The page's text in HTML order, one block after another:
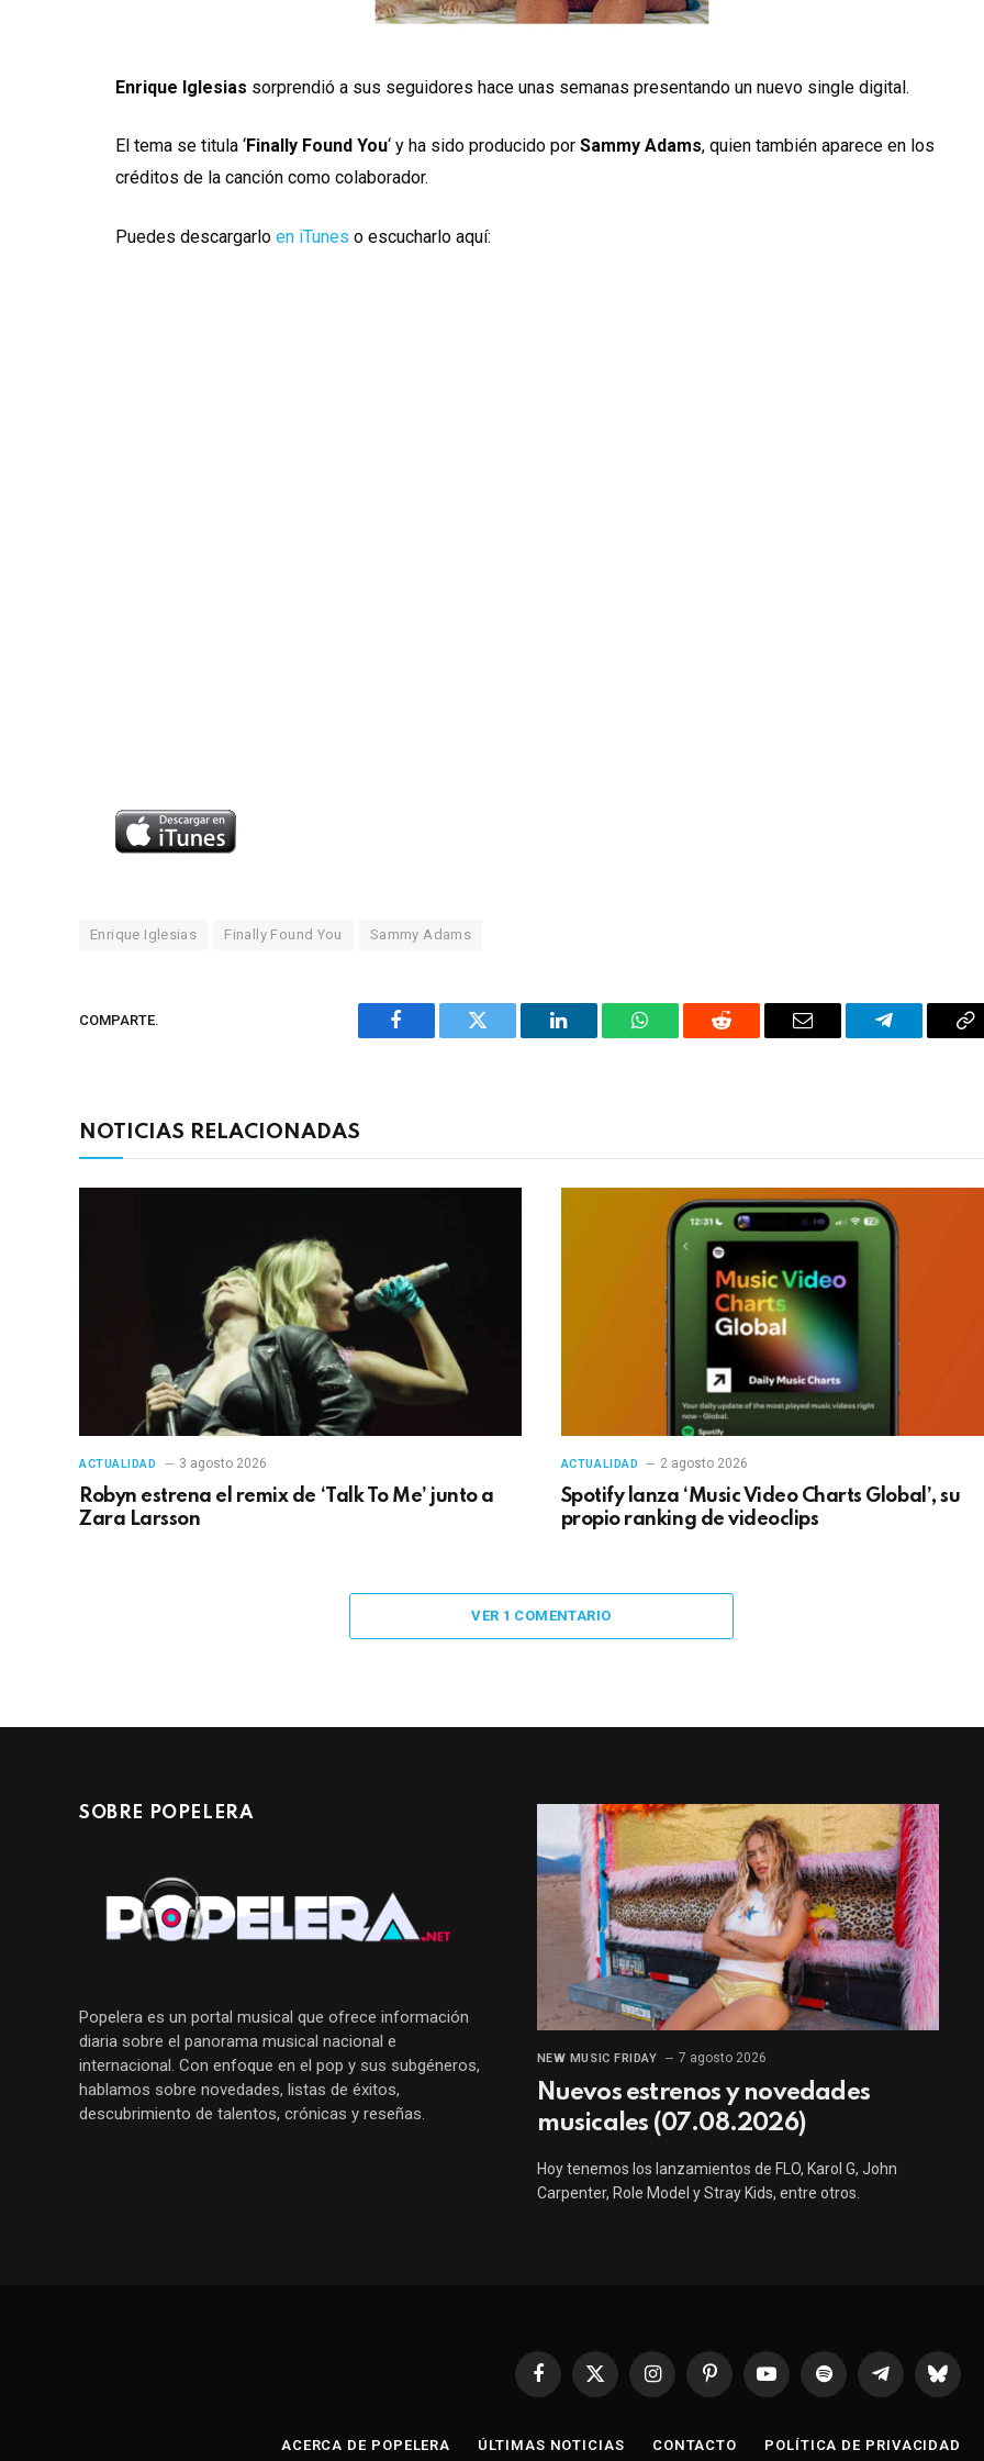
Enrique Iglesias sorprendió a sus seguidores hace unas semanas presentando un nuevo single digital.
El tema se titula ‘Finally Found You‘ y ha sido producido porSammy Adams, quien también aparece en los
créditos de la canción como colaborador.
Puedes descargarloen iTunes o escucharlo aquí:
Enrique Iglesias Finally Found You Sammy Adams
COMPARTE.
Facebook Twitter LinkedIn WhatsAppReddit
Correo
Telegrama
NOTICIAS RELACIONADAS
ACTUALIDAD 3 agosto 2026
Robyn estrena el remix de ‘Talk To Me’ junto a
Zara Larsson
ACTUALIDAD 2 agosto 2026
Spotify lanza ‘Music Video Charts Global’, su
propio ranking de videoclips
VER 1 COMENTARIO
SOBRE POPELERA
Popelera es un portal musical que ofrece información
diaria sobre el panorama musical nacional e
internacional. Con enfoque en el pop y sus subgéneros,
hablamos sobre novedades, listas de éxitos,
descubrimiento de talentos, crónicas y reseñas.
NEW MUSIC FRIDAY 7 agosto 2026
Nuevos estrenos y novedades
musicales (07.08.2026)
Hoy tenemos los lanzamientos de FLO, Karol G, John
Carpenter, Role Model y Stray Kids, entre otros.
Facebook
X
InstagramPinterestYouTubeSpotify TelegramaBluesky
ACERCA DE POPELERA ÚLTIMAS NOTICIAS CONTACTO POLÍTICA DE PRIVACIDAD